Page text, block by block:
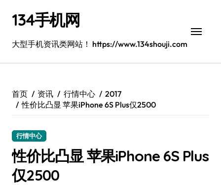
134手机网
大型手机资讯类网站！ https://www.134shouji.com
首页 资讯 行情中心
2017
性价比凸显 苹果iPhone 6S Plus仅2500
行情中心
性价比凸显 苹果iPhone 6S Plus
仅2500